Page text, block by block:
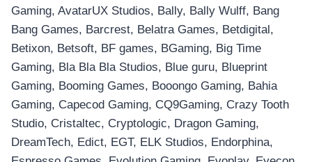
Gaming, AvatarUX Studios, Bally, Bally Wulff, Bang
Bang Games, Barcrest, Belatra Games, Betdigital,
Betixon, Betsoft, BF games, BGaming, Big Time
Gaming, Bla Bla Bla Studios, Blue guru, Blueprint
Gaming, Booming Games, Booongo Gaming, Bahia
Gaming, Capecod Gaming, CQ9Gaming, Crazy Tooth
Studio, Cristaltec, Cryptologic, Dragon Gaming,
DreamTech, Edict, EGT, ELK Studios, Endorphina,